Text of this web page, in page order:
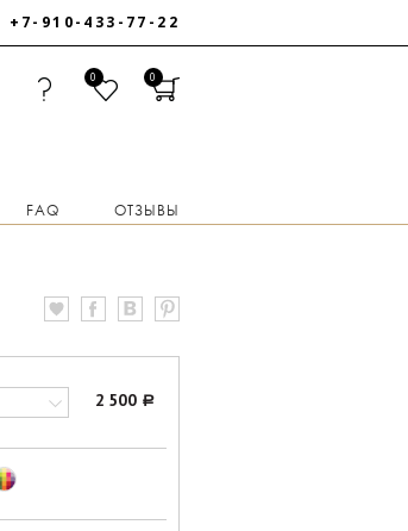
+7-910-433-77-22
0 0
FAQ ОТЗЫВЫ
2 500 a